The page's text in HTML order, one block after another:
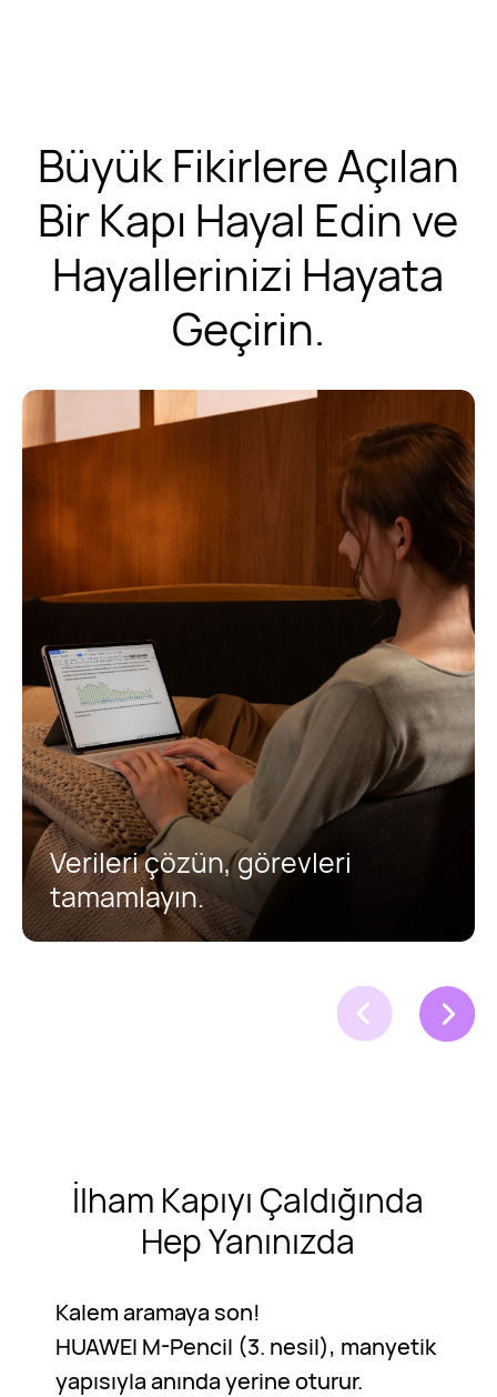
Büyük Fikirlere Açılan
Bir Kapı Hayal Edin ve
Hayallerinizi Hayata
Geçirin.
Verileri çözün, görevleri
tamamlayın.
İlham Kapıyı Çaldığında
Hep Yanınızda
Kalem aramaya son!
HUAWEI M-Pencil (3. nesil), manyetik
yapısıyla anında yerine oturur.